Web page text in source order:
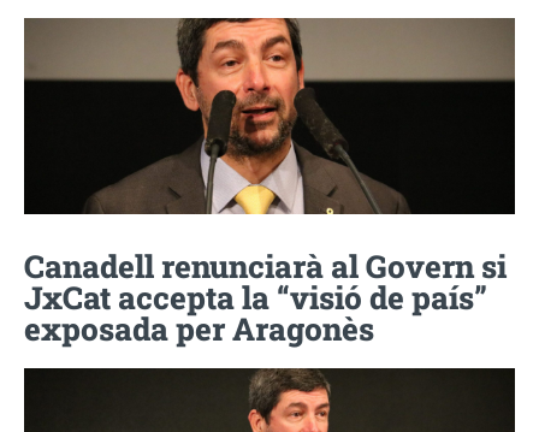
Canadell renunciarà al Govern si
JxCat accepta la “visió de país”
exposada per Aragonès